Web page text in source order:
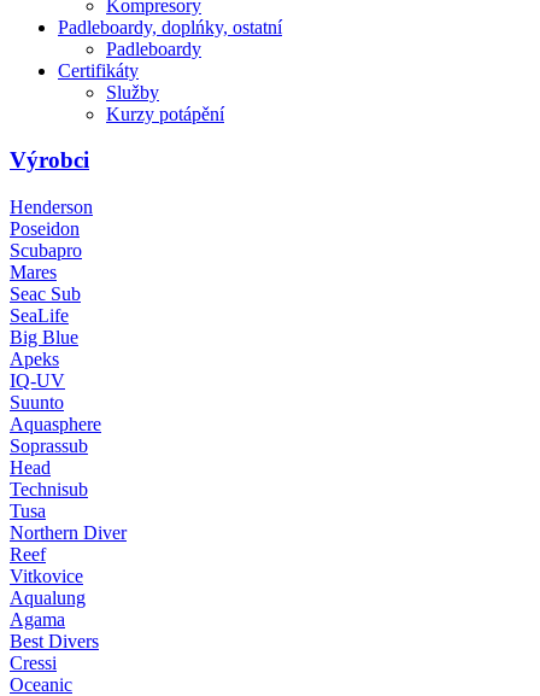
Kompresory
Padleboardy, doplńky, ostatní
Padleboardy
Certifikáty
Služby
Kurzy potápění
Výrobci
Henderson
Poseidon
Scubapro
Mares
Seac Sub
SeaLife
Big Blue
Apeks
IQ-UV
Suunto
Aquasphere
Soprassub
Head
Technisub
Tusa
Northern Diver
Reef
Vitkovice
Aqualung
Agama
Best Divers
Cressi
Oceanic